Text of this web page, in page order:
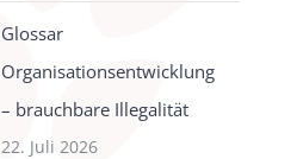
Glossar
Organisationsentwicklung
– brauchbare Illegalität
22. Juli 2026